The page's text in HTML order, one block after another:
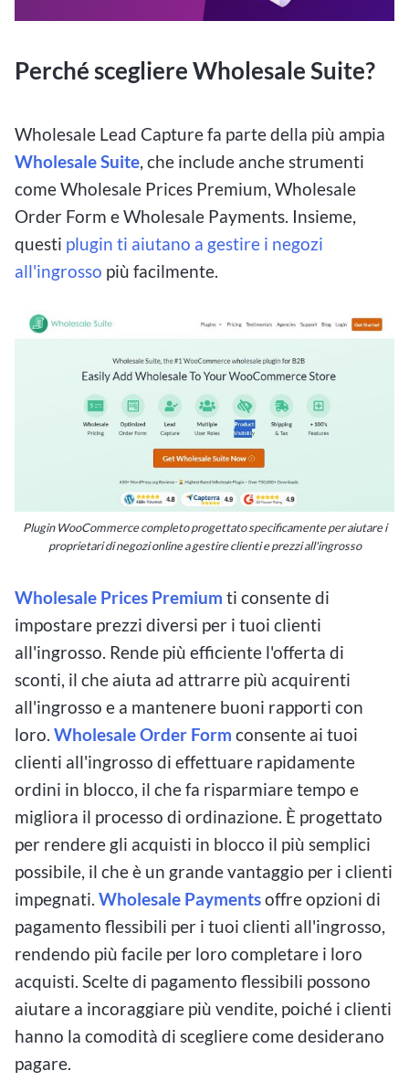
Perché scegliere Wholesale Suite?
Wholesale Lead Capture fa parte della più ampia
Wholesale Suite, che include anche strumenti
come Wholesale Prices Premium, Wholesale
Order Form e Wholesale Payments. Insieme,
questi plugin ti aiutano a gestire i negozi
all'ingrosso più facilmente.
Plugin WooCommerce completo progettato specificamente per aiutare i
proprietari di negozi online a gestire clienti e prezzi all'ingrosso
Wholesale Prices Premium ti consente di
impostare prezzi diversi per i tuoi clienti
all'ingrosso. Rende più efficiente l'offerta di
sconti, il che aiuta ad attrarre più acquirenti
all'ingrosso e a mantenere buoni rapporti con
loro. Wholesale Order Form consente ai tuoi
clienti all'ingrosso di effettuare rapidamente
ordini in blocco, il che fa risparmiare tempo e
migliora il processo di ordinazione. È progettato
per rendere gli acquisti in blocco il più semplici
possibile, il che è un grande vantaggio per i clienti
impegnati. Wholesale Paymentsoffre opzioni di
pagamento flessibili per i tuoi clienti all'ingrosso,
rendendo più facile per loro completare i loro
acquisti. Scelte di pagamento flessibili possono
aiutare a incoraggiare più vendite, poiché i clienti
hanno la comodità di scegliere come desiderano
pagare.